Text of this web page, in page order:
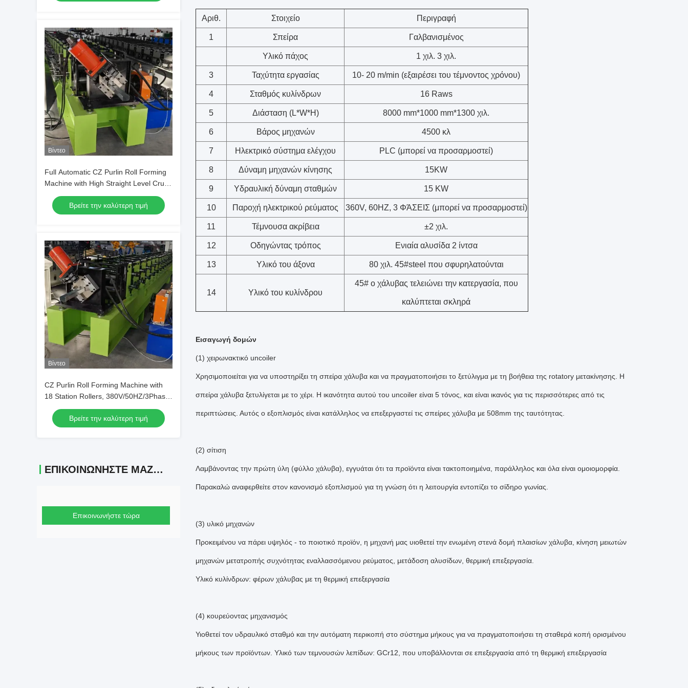
Βίντεο
Full Automatic CZ Purlin Roll Forming
Machine with High Straight Level Crush
Resistance and 1.5-3MM Thickness for
Industrial Buildings
Βρείτε την καλύτερη τιμή
Βίντεο
CZ Purlin Roll Forming Machine with
18 Station Rollers, 380V/50HZ/3Phase
Voltage and Cr12Mov Cutting Blade for
High EfficiencyΒρείτε την καλύτερη τιμή
ΕΠΙΚΟΙΝΩΝΉΣΤΕ ΜΑΖΊ ΜΑΣ
Επικοινωνήστε τώρα
Αριθ. Στοιχείο Περιγραφή
1 Σπείρα Γαλβανισμένος
Υλικό πάχος 1 χιλ. 3 χιλ.
3 Ταχύτητα εργασίας 10- 20 m/min (εξαιρέσει του τέμνοντος χρόνου)
4 Σταθμός κυλίνδρων 16 Raws
5 Διάσταση (L*W*H) 8000 mm*1000 mm*1300 χιλ.
6 Βάρος μηχανών 4500 κλ
7 Ηλεκτρικό σύστημα ελέγχου PLC (μπορεί να προσαρμοστεί)
8 Δύναμη μηχανών κίνησης 15KW
9 Υδραυλική δύναμη σταθμών 15 KW
10 Παροχή ηλεκτρικού ρεύματος 360V, 60HZ, 3 ΦΆΣΕΙΣ (μπορεί να προσαρμοστεί)
11 Τέμνουσα ακρίβεια ±2 χιλ.
12 Οδηγώντας τρόπος Ενιαία αλυσίδα 2 ίντσα
13 Υλικό του άξονα 80 χιλ. 45#steel που σφυρηλατούνται
14 Υλικό του κυλίνδρου
45# ο χάλυβας τελειώνει την κατεργασία, που
καλύπτεται σκληρά
Εισαγωγή δομών
(1) χειρωνακτικό uncoiler
Χρησιμοποιείται για να υποστηρίξει τη σπείρα χάλυβα και να πραγματοποιήσει το ξετύλιγμα με τη βοήθεια της rotatory μετακίνησης. Η
σπείρα χάλυβα ξετυλίγεται με το χέρι. Η ικανότητα αυτού του uncoiler είναι 5 τόνος, και είναι ικανός για τις περισσότερες από τις
περιπτώσεις. Αυτός ο εξοπλισμός είναι κατάλληλος να επεξεργαστεί τις σπείρες χάλυβα με 508mm της ταυτότητας.
(2) σίτιση
Λαμβάνοντας την πρώτη ύλη (φύλλο χάλυβα), εγγυάται ότι τα προϊόντα είναι τακτοποιημένα, παράλληλος και όλα είναι ομοιομορφία.
Παρακαλώ αναφερθείτε στον κανονισμό εξοπλισμού για τη γνώση ότι η λειτουργία εντοπίζει το σίδηρο γωνίας.
(3) υλικό μηχανών
Προκειμένου να πάρει υψηλός - το ποιοτικό προϊόν, η μηχανή μας υιοθετεί την ενωμένη στενά δομή πλαισίων χάλυβα, κίνηση μειωτών
μηχανών μετατροπής συχνότητας εναλλασσόμενου ρεύματος, μετάδοση αλυσίδων, θερμική επεξεργασία.
Υλικό κυλίνδρων: φέρων χάλυβας με τη θερμική επεξεργασία
(4) κουρεύοντας μηχανισμός
Υιοθετεί τον υδραυλικό σταθμό και την αυτόματη περικοπή στο σύστημα μήκους για να πραγματοποιήσει τη σταθερά κοπή ορισμένου
μήκους των προϊόντων. Υλικό των τεμνουσών λεπίδων: GCr12, που υποβάλλονται σε επεξεργασία από τη θερμική επεξεργασία